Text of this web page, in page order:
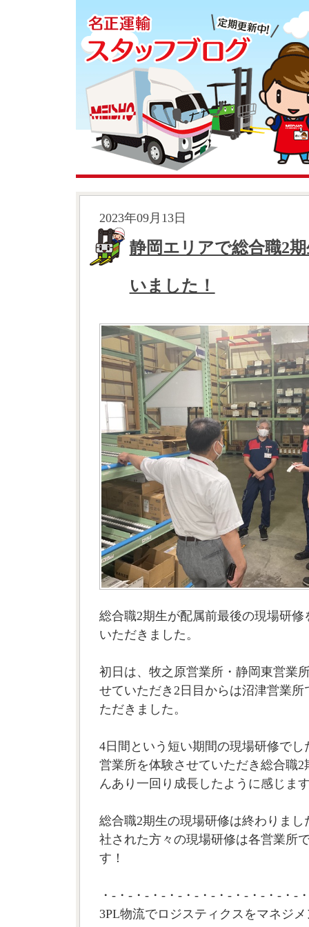
2023年09月13日
静岡エリアで総合職2
いました！
総合職2期生が配属前最後の現場研
いただきました。
初日は、牧之原営業所・静岡東営業
せていただき2日目からは沼津営業
ただきました。
4日間という短い期間の現場研修で
営業所を体験させていただき総合職
んあり一回り成長したように感じま
総合職2期生の現場研修は終わりま
社された方々の現場研修は各営業所
す！
・-・-・-・-・-・-・-・-・-・-・-・-
3PL物流でロジスティクスをマネジ